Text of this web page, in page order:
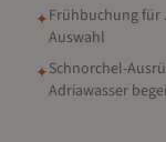
✦Frühbuchung für
Auswahl
✦Schnorchel-
Adriawasser